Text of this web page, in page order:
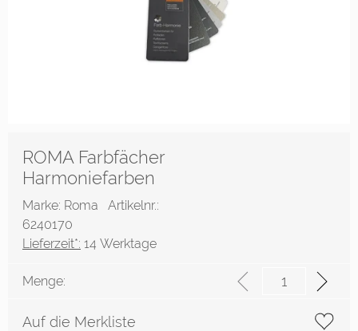
ROMA Farbfächer
Harmoniefarben
Marke: Roma Artikelnr.:
6240170
Lieferzeit*: 14 Werktage
Menge:
Auf die Merkliste